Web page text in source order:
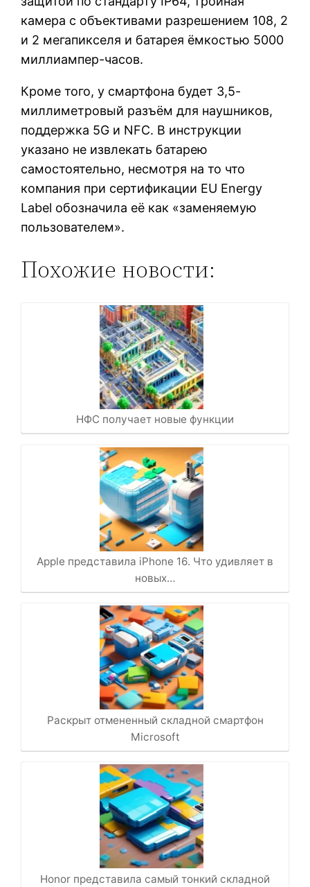
камера с объективами разрешением 108, 2
и 2 мегапикселя и батарея ёмкостью 5000
миллиампер-часов.
Кроме того, у смартфона будет 3,5-
миллиметровый разъём для наушников,
поддержка 5G и NFC. В инструкции
указано не извлекать батарею
самостоятельно, несмотря на то что
компания при сертификации EU Energy
Label обозначила её как «заменяемую
пользователем».
Похожие новости:
НФС получает новые функции
Apple представила iPhone 16. Что удивляет в
новых…
Раскрыт отмененный складной смартфон
Microsoft
Honor представила самый тонкий складной